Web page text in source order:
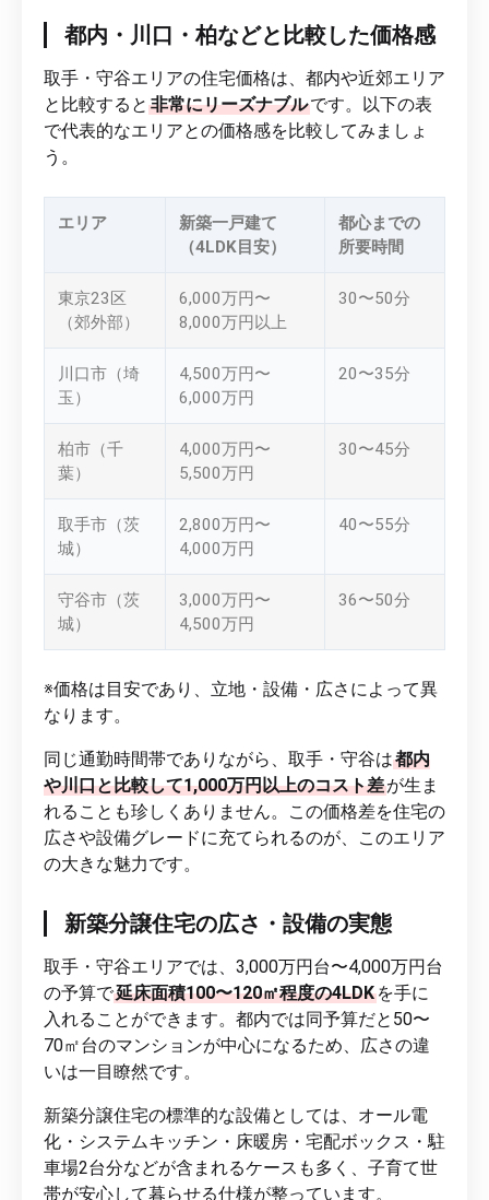
都内・川口・柏などと比較した価格感
取手・守谷エリアの住宅価格は、都内や近郊エリア
と比較すると 非常にリーズナブルです。以下の表
で代表的なエリアとの価格感を比較してみましょ
う。
エリア
新築一戸建て
（4LDK目安）
都心までの
所要時間
東京23区
（郊外部）
6,000万円〜
8,000万円以上
30〜50分
川口市（埼
玉）
4,500万円〜
6,000万円
20〜35分
柏市（千
葉）
4,000万円〜
5,500万円
30〜45分
取手市（茨
城）
2,800万円〜
4,000万円
40〜55分
守谷市（茨
城）
3,000万円〜
4,500万円
36〜50分
※価格は目安であり、立地・設備・広さによって異
なります。
同じ通勤時間帯でありながら、取手・守谷は都内
や川口と比較して1,000万円以上のコスト差が生ま
れることも珍しくありません。この価格差を住宅の
広さや設備グレードに充てられるのが、このエリア
の大きな魅力です。
新築分譲住宅の広さ・設備の実態
取手・守谷エリアでは、3,000万円台〜4,000万円台
の予算で延床面積100〜120㎡程度の4LDK を手に
入れることができます。都内では同予算だと50〜
70㎡台のマンションが中心になるため、広さの違
いは一目瞭然です。
新築分譲住宅の標準的な設備としては、オール電
化・システムキッチン・床暖房・宅配ボックス・駐
車場2台分などが含まれるケースも多く、子育て世
帯が安心して暮らせる仕様が整っています。